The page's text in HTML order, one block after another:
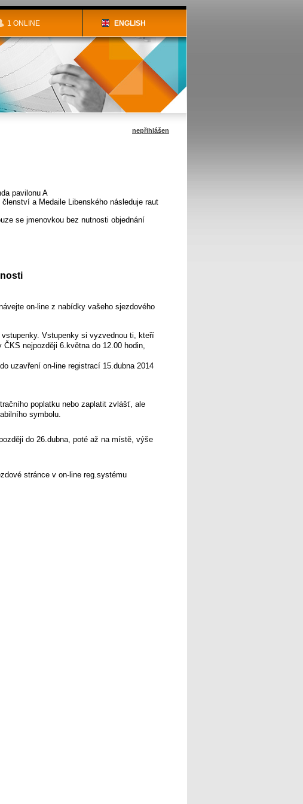
1 ONLINE ENGLISH
nepřihlášen
pavilonu A
a Medaile Libenského následuje raut
se jmenovkou bez nutnosti objednání
on-line z nabídky vašeho sjezdového
Vstupenky si vyzvednou ti, kteří
nejpozději 6.května do 12.00 hodin,
uzavření on-line registrací 15.dubna 2014
poplatku nebo zaplatit zvlášť, ale
symbolu.
do 26.dubna, poté až na místě, výše
stránce v on-line reg.systému